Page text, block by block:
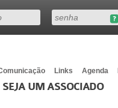
Links Agenda
SEJA UM ASSOCIADO